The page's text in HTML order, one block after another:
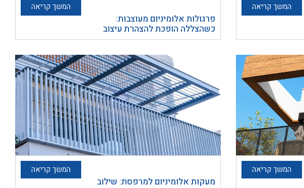
המשך קריאה
פרגולות אלומיניום מעוצבות:
כשהצללה הופכת להצהרת עיצוב
המשך קריאה
המשך קריאה
מעקות אלומיניום למרפסת: שילוב
המשך קריאה